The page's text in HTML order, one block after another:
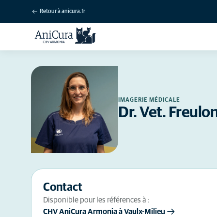
Retour à anicura.fr
IMAGERIE MÉDICALE
Dr. Vet.
Contact
Disponible pour les références à :
CHV AniCura Armonia à Vaulx-Milieu